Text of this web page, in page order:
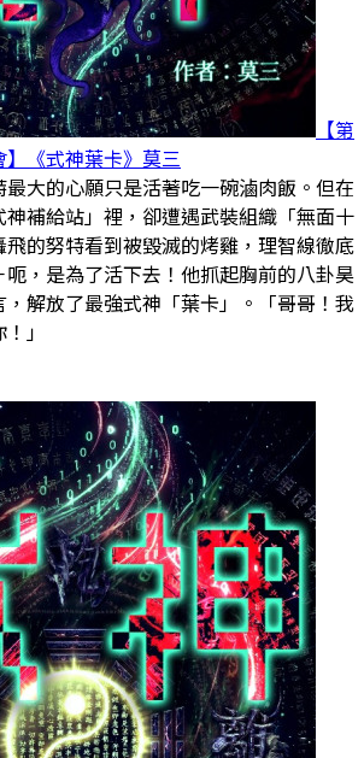
【第
《式神葉卡》 莫三
大的心願只是活著吃一碗滷肉飯。但在
神補給站」裡，卻遭遇武裝組織「無面十
飛的努特看到被毀滅的烤雞，理智線徹底
呃，是為了活下去！他抓起胸前的八卦昊
，解放了最強式神「葉卡」。「哥哥！我
」